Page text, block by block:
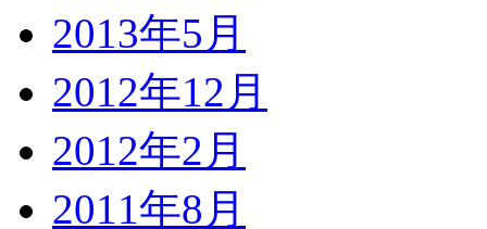
2013年5月
2012年12月
2012年2月
2011年8月